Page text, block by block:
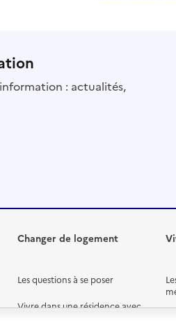
: actualités,
Changer de logement
Les questions à se poser
Vivre dans une résidence avec